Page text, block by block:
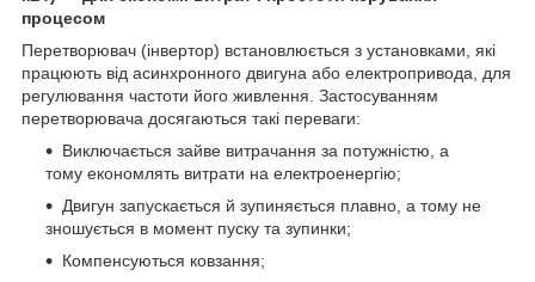
процесом
Перетворювач (інвертор) встановлюється з установками, які
працюють від асинхронного двигуна або електропривода, для
регулювання частоти його живлення. Застосуванням
перетворювача досягаються такі переваги:
Виключається зайве витрачання за потужністю, а
тому економлять витрати на електроенергію;
Двигун запускається й зупиняється плавно, а тому не
зношується в момент пуску та зупинки;
Компенсуються ковзання;